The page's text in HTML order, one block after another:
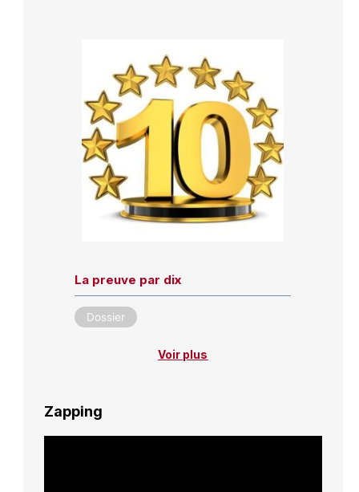
La preuve par dix
Dossier
Voir plus
Zapping